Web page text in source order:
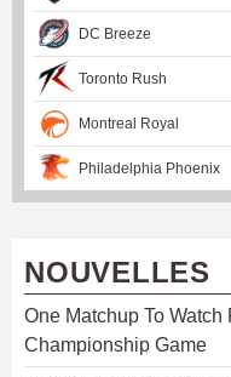
DC Breeze
Toronto Rush
Montreal Royal
Philadelphia Phoenix
NOUVELLES
One Matchup To Watch
Championship Game